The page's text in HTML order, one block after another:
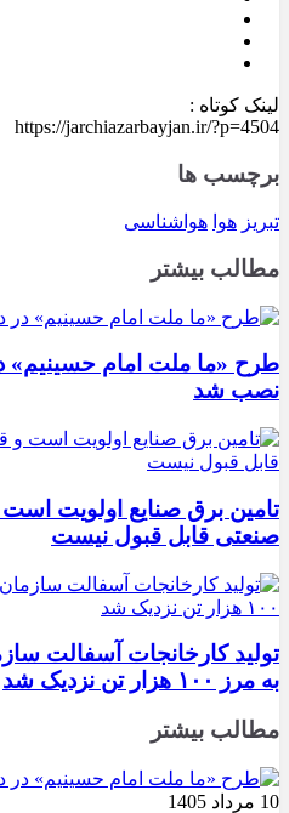
لینک کوتاه :
https://jarchiazarbayjan.ir/?p=4504
برچسب ها
تبریز هوا هواشناسی
مطالب بیشتر
طرح «ما ملت امام حسینیم» در
نصب شد
تامین برق صنایع اولویت
صنعتی قابل قبول نیست
تولید کارخانجات آسفالت
به مرز ۱۰۰ هزار تن نزدیک شد
مطالب بیشتر
10 مرداد 1405